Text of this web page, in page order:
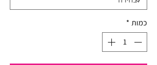
כמות *